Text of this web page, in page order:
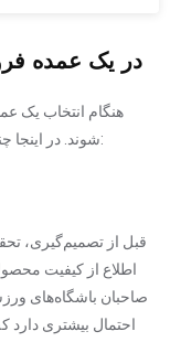
در یک عمده
هنگام انتخاب یک
شوند. در اینجا چند نکته کلیدی وجود دارد که باید در نظر داشته باشید:
قبل از تصمیم‌گیری،
اطلاع از کیفیت
صاحبان باشگاه‌های
احتمال بیشتری دارد